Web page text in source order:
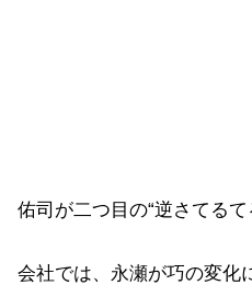
佑司が二つ目の“逆さてるて
会社では、永瀬が巧の変化